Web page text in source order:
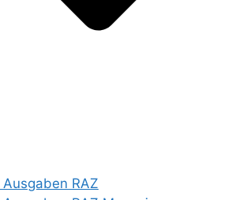
Ausgaben RAZ